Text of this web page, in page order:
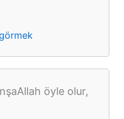
öyle olur,